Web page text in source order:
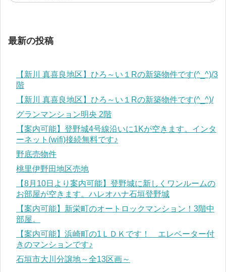
最新の投稿
【新川 真喜良地区】ひろ～い１Rの新築物件です(^_^)/3
階
【新川 真喜良地区】ひろ～い１Rの新築物件です(^_^)/
グランマンション明央 2階
【案内可能】登野城4号線沿いに1Kが空きます。インタ
ーネット(wifi)接続無料です♪
野底売物件
桃里伊野田地区売地
【8月10日より案内可能】登野城に新しくワンルームの
お部屋が空きます。ハレオハナ石垣登野城
【案内可能】新栄町のオートロックマンション！3階中
部屋。
【案内可能】浜崎町の1ＬＤＫです！ エレベーター付
きのマンションです♪
石垣市大川分譲地～全13区画～